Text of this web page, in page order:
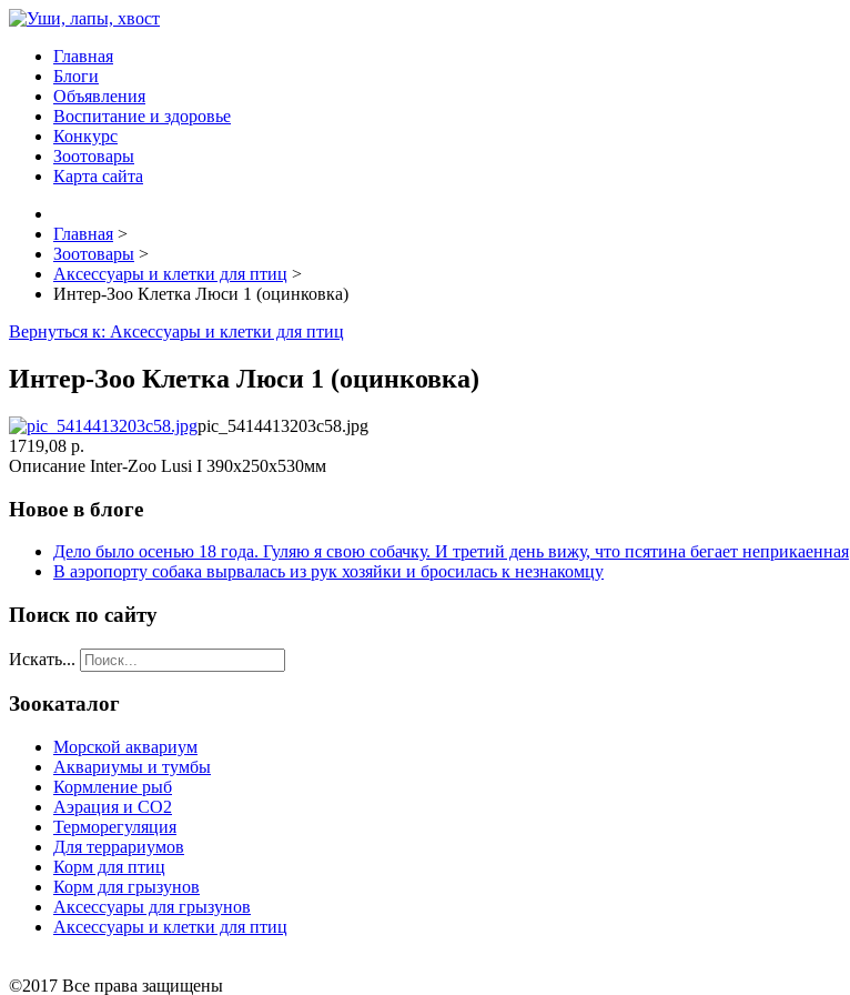
Главная
Блоги
Объявления
Воспитание и здоровье
Конкурс
Зоотовары
Карта сайта
Главная >
Зоотовары >
Аксессуары и клетки для птиц >
Интер-Зоо Клетка Люси 1 (оцинковка)
Вернуться к: Аксессуары и клетки для птиц
Интер-Зоо Клетка Люси 1 (оцинковка)
pic_5414413203c58.jpg
1719,08 р.
Описание Inter-Zoo Lusi I 390х250х530мм
Новое в блоге
Дело было осенью 18 года. Гуляю я свою собачку. И третий день вижу, что псятина бегает неприкаенная
В аэропорту собака вырвалась из рук хозяйки и бросилась к незнакомцу
Поиск по сайту
Искать...
Зоокаталог
Морской аквариум
Аквариумы и тумбы
Кормление рыб
Аэрация и СО2
Терморегуляция
Для террариумов
Корм для птиц
Корм для грызунов
Аксессуары для грызунов
Аксессуары и клетки для птиц
©2017 Все права защищены